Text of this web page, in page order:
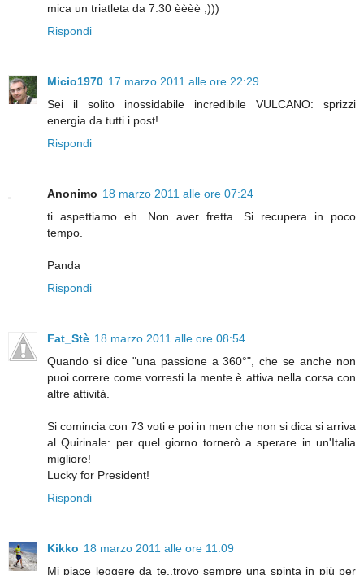
mica un triatleta da 7.30 èèèè ;)))
Rispondi
Micio1970 17 marzo 2011 alle ore 22:29
Sei il solito inossidabile incredibile VULCANO: sprizzi
energia da tutti i post!
Rispondi
Anonimo 18 marzo 2011 alle ore 07:24
ti aspettiamo eh. Non aver fretta. Si recupera in poco
tempo.
Panda
Rispondi
Fat_Stè 18 marzo 2011 alle ore 08:54
Quando si dice "una passione a 360°", che se anche non
puoi correre come vorresti la mente è attiva nella corsa con
altre attività.
Si comincia con 73 voti e poi in men che non si dica si arriva
al Quirinale: per quel giorno tornerò a sperare in un'Italia
migliore!
Lucky for President!
Rispondi
Kikko 18 marzo 2011 alle ore 11:09
Mi piace leggere da te..trovo sempre una spinta in più per